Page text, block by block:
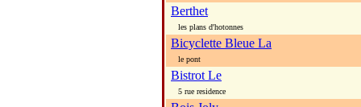
Berthet
les plans d'hotonnes
Bicyclette Bleue La
le pont
Bistrot Le
5 rue residence